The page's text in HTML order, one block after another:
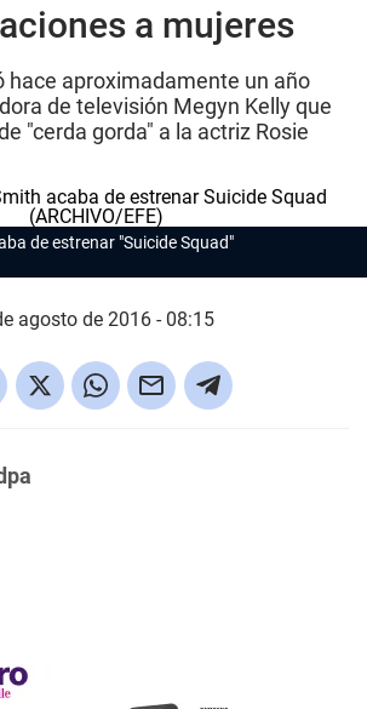
a mujeres
hace aproximadamente un año
de televisión Megyn Kelly que
"cerda gorda" a la actriz Rosie
de estrenar "Suicide Squad"
agosto de 2016 - 08:15